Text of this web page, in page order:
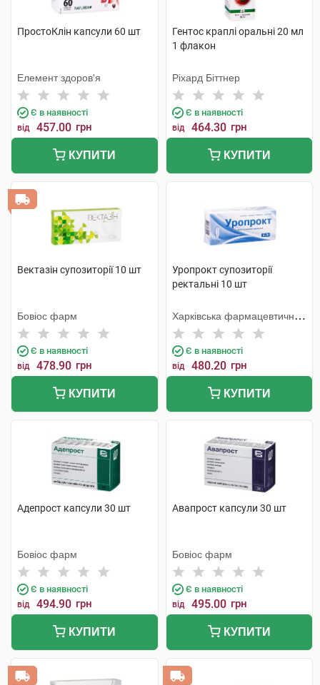
ПростоКлін капсули 60 шт
Елемент здоров'я
Є в наявності
від 457.00 грн
КУПИТИ
Гентос краплі оральні 20 мл
1 флакон
Ріхард Біттнер
Є в наявності
від 464.30 грн
КУПИТИ
Вектазін супозиторії 10 шт
Бовіос фарм
Є в наявності
від 478.90 грн
КУПИТИ
Уропрокт супозиторії
ректальні 10 шт
Харківська фармацевтична
фабрика
Є в наявності
від 480.20 грн
КУПИТИ
Адепрост капсули 30 шт
Бовіос фарм
Є в наявності
від 494.90 грн
КУПИТИ
Авапрост капсули 30 шт
Бовіос фарм
Є в наявності
від 495.00 грн
КУПИТИ